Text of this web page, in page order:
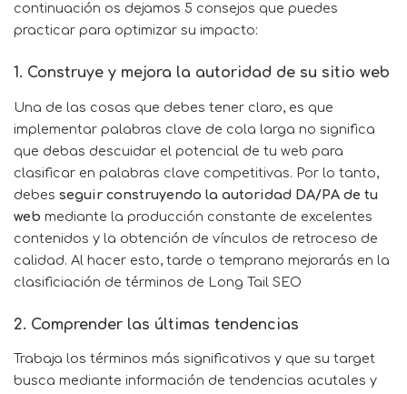
continuación os dejamos 5 consejos que puedes
practicar para optimizar su impacto:
1. Construye y mejora la autoridad de su sitio web
Una de las cosas que debes tener claro, es que
implementar palabras clave de cola larga no significa
que debas descuidar el potencial de tu web para
clasificar en palabras clave competitivas. Por lo tanto,
debes seguir construyendo la autoridad DA/PA de tu
web mediante la producción constante de excelentes
contenidos y la obtención de vínculos de retroceso de
calidad. Al hacer esto, tarde o temprano mejorarás en la
clasificiación de términos de Long Tail SEO
2. Comprender las últimas tendencias
Trabaja los términos más significativos y que su target
busca mediante información de tendencias acutales y